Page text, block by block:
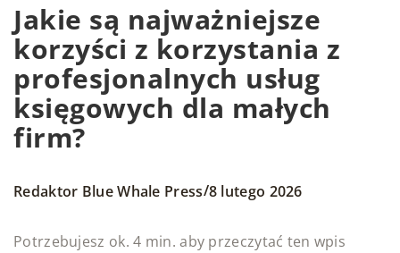
Jakie są najważniejsze
korzyści z korzystania z
profesjonalnych usług
księgowych dla małych
firm?
Redaktor Blue Whale Press/8 lutego 2026
Potrzebujesz ok. 4 min. aby przeczytać ten wpis